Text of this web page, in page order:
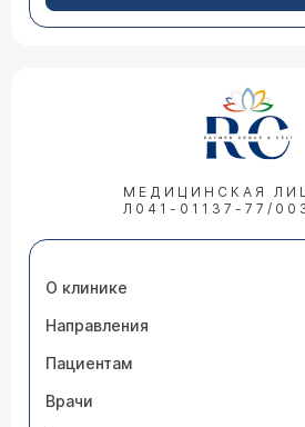
МЕДИЦИНСКАЯ
Л041-01137-77/
О клинике
Направления
Пациентам
Врачи